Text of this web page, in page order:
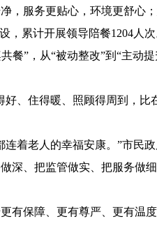
，服务更贴心，环境更舒心
，累计开展领导陪餐1204人次
餐”，从“被动整改”到“主
、住得暖、照顾得周到，比
着老人的幸福安康。”市民
深、把监管做实、把服务做
有保障、更有尊严、更有温度